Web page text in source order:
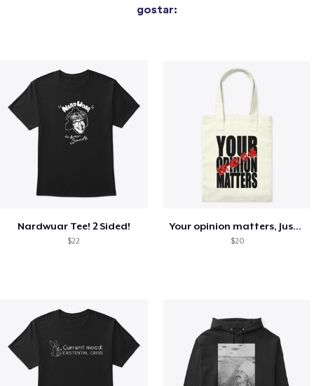
gostar:
Nardwuar Tee! 2 Sided!
$22
Your opinion matters, Just not to me!
$20